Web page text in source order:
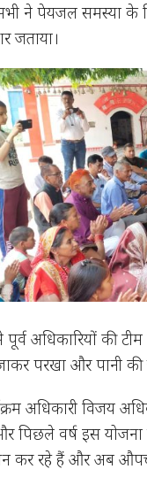
ने पेयजल समस्या के
जताया।
अधिकारियों की
परखा और पानी की
अधिकारी विजय
पिछले वर्ष इस योजना
कर रहे हैं और अब